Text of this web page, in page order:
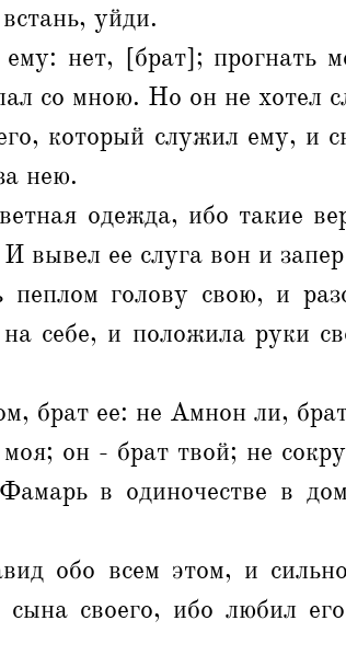
уйди.
нет, [брат]; прогнать
со мною. Но он не хотел
который служил ему, и
нею.
одежда, ибо такие
вывел ее слуга вон и
голову свою, и
себе, и положила руки
брат ее: не Амнон ли,
он - брат твой; не
в одиночестве в
обо всем этом, и
своего, ибо любил